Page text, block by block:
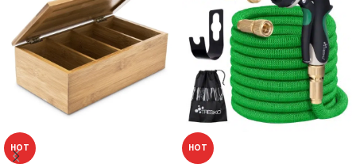
HOT HOT